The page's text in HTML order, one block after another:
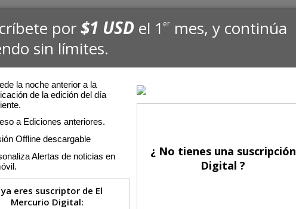
por$1 USD el 1er mes, y continúa
sin límites.
la noche anterior a la
de la edición del día
a Ediciones anteriores.
Offline descargable
Alertas de noticias en
ya eres suscriptor de El
Mercurio Digital:
¿ No tienes una suscripción
Digital ?